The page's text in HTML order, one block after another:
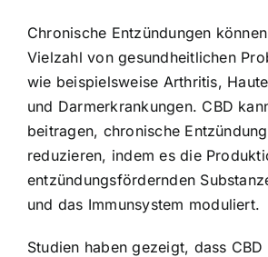
Chronische Entzündungen
Vielzahl von gesundheitlichen
wie beispielsweise Arthritis,
und Darmerkrankungen. CBD
beitragen, chronische
reduzieren, indem es die
entzündungsfördernden
und das Immunsystem moduliert.
Studien haben gezeigt, dass